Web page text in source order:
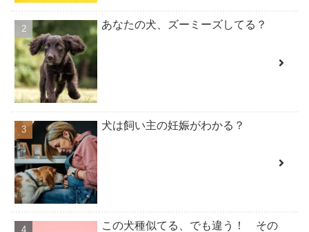
あなたの犬、ズーミーズしてる？
犬は飼い主の妊娠がわかる？
この犬種似てる、でも違う！ その